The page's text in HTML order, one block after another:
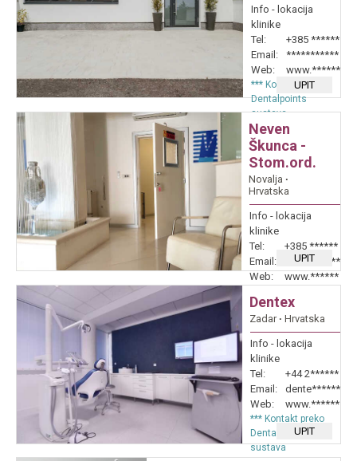
Info - lokacija
klinike
Tel:
+385 ******
Email:
***********
Web:
www.******
*** Kontakt preko
Dentalpoints
sustava
UPIT
Neven
Škunca -
Stom.ord.
Novalja ∙
Hrvatska
Info - lokacija
klinike
Tel:
+385 ******
Email:
neven******
Web:
www.******
Dentalpoints
sustava
UPIT
Dentex
Zadar ∙ Hrvatska
Info - lokacija
klinike
Tel:
+44 2******
Email:
dente******
Web:
www.******
*** Kontakt preko
Dentalpoints
sustava
UPIT